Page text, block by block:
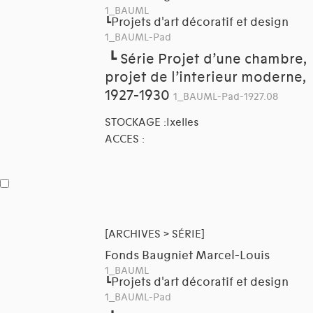
1_BAUML
┗Projets d'art décoratif et design
1_BAUML-Pad
┗ Série Projet d’une chambre,
projet de l’interieur moderne,
1927-1930 1_BAUML-Pad-1927.08
STOCKAGE :Ixelles
ACCES :
[ARCHIVES > SÉRIE]
Fonds Baugniet Marcel-Louis
1_BAUML
┗Projets d'art décoratif et design
1_BAUML-Pad